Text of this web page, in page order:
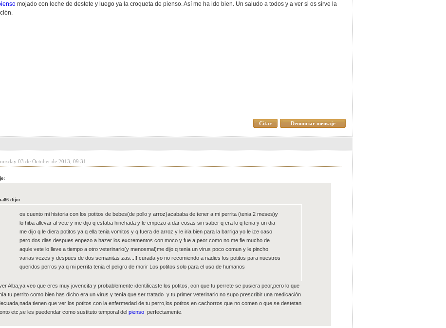
mojado con leche de destete y luego ya la croqueta de pienso. Así me ha ido bien. Un saludo a todos y a ver si os sirve la
Denunciar mensaje
Citar
03 de October de 2013, 09:31
dijo:
os cuento mi historia con los potitos de bebes(de pollo y arroz)acababa de tener a mi perrita (tenia 2 meses)y
lo hiba allevar al vete y me dijo q estaba hinchada y le empezo a dar cosas sin saber q era lo q tenia y un dia
me dijo q le diera potitos ya q ella tenia vomitos y q fuera de arroz y le iria bien para la barriga yo le ize caso
pero dos dias despues enpezo a hazer los excrementos con moco y fue a peor como no me fie mucho de
aqule vete lo lleve a tiempo a otro veterinario(y menosmal)me dijo q tenia un virus poco comun y le pincho
varias vezes y despues de dos semanitas zas...!! curada yo no recomiendo a nadies los potitos para nuestros
queridos perros ya q mi perrita tenia el peligro de morir Los potitos solo para el uso de humanos
Alba,ya veo que eres muy jovencita y probablemente identificaste los potitos, con que tu perrete se pusiera peor,pero lo que
tu perrito como bien has dicho era un virus y tenía que ser tratado y tu primer veterinario no supo prescribir una medicación
tienen que ver los potitos con la enfermedad de tu perro,los potitos en cachorros que no comen o que se destetan
etc,se les puedendar como sustituto temporal del pienso perfectamente.